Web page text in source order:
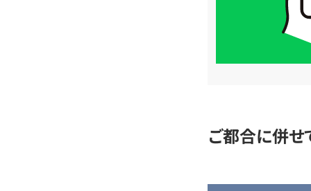
ご都合に併せ